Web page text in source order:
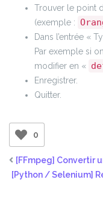
Trouver le point
(exemple :
Dans l’entrée «
Par exemple si
modifier en «
Enregistrer.
Quitter.
0
[FFmpeg] Convertir
[Python / Selenium]